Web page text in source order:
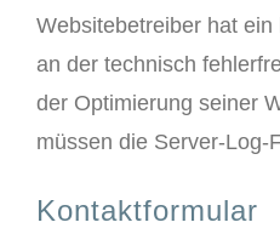
Websitebetreiber hat
an der technisch
der Optimierung seiner
müssen die Server-Log-
Kontaktformular